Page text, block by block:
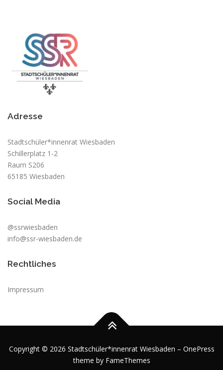
Adresse
Stadtschüler*innenrat Wiesbaden
Schillerplatz 1-2
Raum S206
65185 Wiesbaden
Social Media
@ssrwiesbaden
info@ssr-wiesbaden.de
Rechtliches
Impressum
Copyright © 2026 Stadtschüler*innenrat Wiesbaden – OnePress
theme by FameThemes